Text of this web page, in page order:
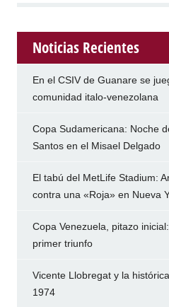
Noticias Recientes
En el CSIV de Guanare se
comunidad italo-venezolana
Copa Sudamericana: Noche
Santos en el Misael Delgado
El tabú del MetLife Stadium:
contra una «Roja» en Nueva
Copa Venezuela, pitazo
primer triunfo
Vicente Llobregat y la
1974